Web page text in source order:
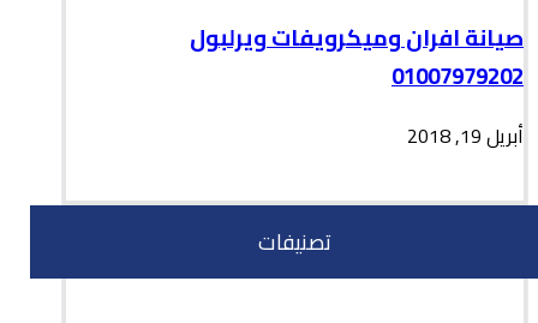
صيانة افران وميكرويفات ويرلبول
01007979202
أبريل 19, 2018
تصنيفات